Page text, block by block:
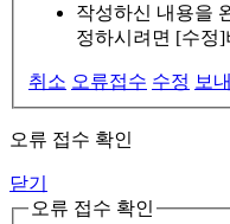
작성하신 내용을
정하시려면 [수정
취소 오류접수 수정 보
오류 접수 확인
닫기
오류 접수 확인